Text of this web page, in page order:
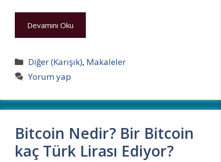
Devamını Oku
Kategoriler
Diğer (Karışık), Makaleler
Yorum yap
Bitcoin Nedir? Bir Bitcoin
kaç Türk Lirası Ediyor?